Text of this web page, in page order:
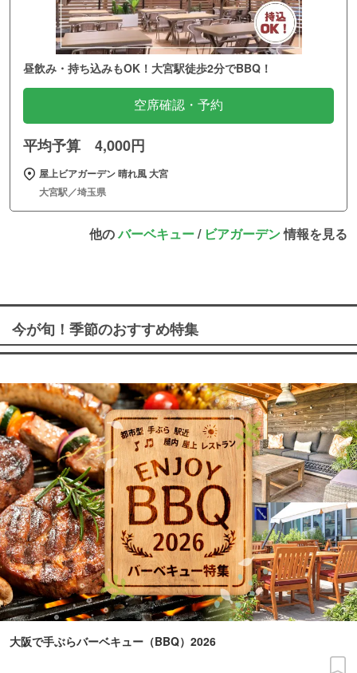
昼飲み・持ち込みもOK！大宮駅徒歩2分でBBQ！
空席確認・予約
平均予算 4,000円
屋上ビアガーデン 晴れ風 大宮
大宮駅／埼玉県
他のバーベキュー/ ビアガーデン情報を見る
今が旬！季節のおすすめ特集
大阪で手ぶらバーベキュー（BBQ）2026